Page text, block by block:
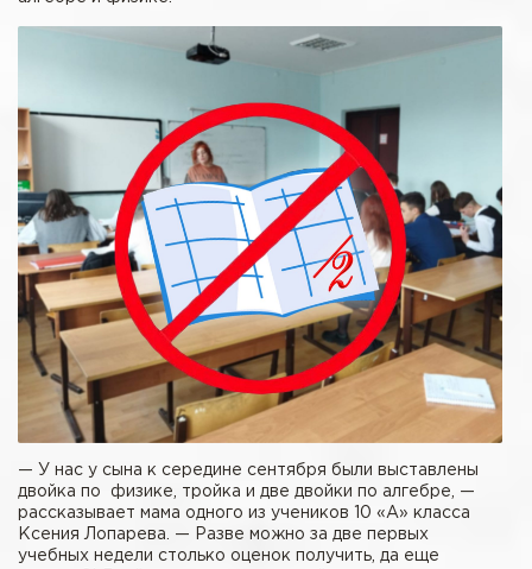
— У нас у сына к середине сентября были выставлены
двойка по физике, тройка и две двойки по алгебре, —
рассказывает мама одного из учеников 10 «А» класса
Ксения Лопарева. — Разве можно за две первых
учебных недели столько оценок получить, да еще